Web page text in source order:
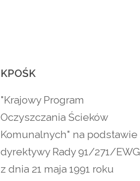
KPOŚK
"Krajowy Program
Oczyszczania Ścieków
Komunalnych" na podstawie
dyrektywy Rady 91/271/EWG
z dnia 21 maja 1991 roku